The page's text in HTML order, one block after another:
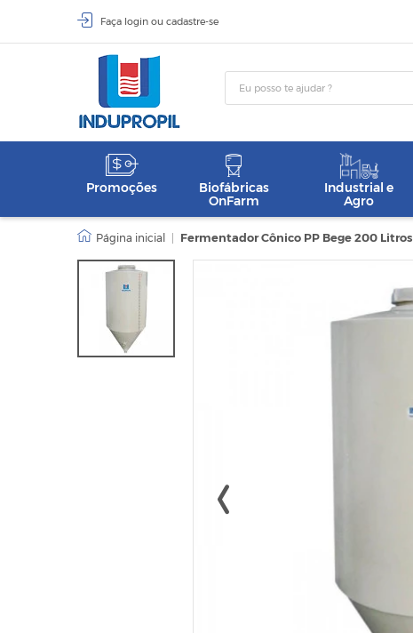
Faça login ou cadastre-se
Promoções
Biofábricas
OnFarm
Industrial e
Agro
Fermentador Cônico PP Bege 200 Litros